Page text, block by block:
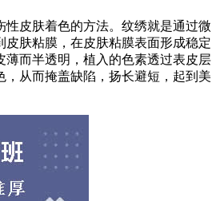
性皮肤着色的方法。纹绣就是通过微
皮肤粘膜，在皮肤粘膜表面形成稳定
薄而半透明，植入的色素透过表皮层
，从而掩盖缺陷，扬长避短，起到美